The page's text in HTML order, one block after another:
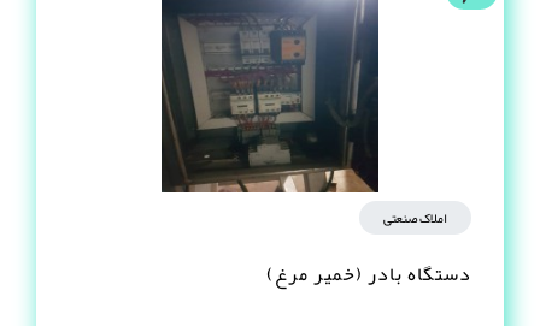
املاک صنعتی
دستگاه بادر (خمیر مرغ)